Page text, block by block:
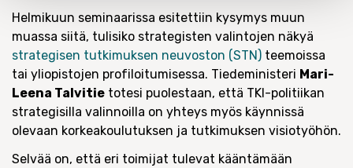
Helmikuun seminaarissa esitettiin kysymys muun
muassa siitä, tulisiko strategisten valintojen näkyä
strategisen tutkimuksen neuvoston (STN) teemoissa
tai yliopistojen profiloitumisessa. Tiedeministeri Mari-
Leena Talvitie totesi puolestaan, että TKI-politiikan
strategisilla valinnoilla on yhteys myös käynnissä
olevaan korkeakoulutuksen ja tutkimuksen visiotyöhön.
Selvää on, että eri toimijat tulevat kääntämään